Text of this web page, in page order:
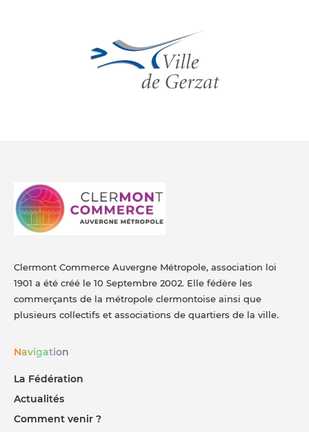
Clermont Commerce Auvergne Métropole, association loi
1901 a été créé le 10 Septembre 2002. Elle fédère les
commerçants de la métropole clermontoise ainsi que
plusieurs collectifs et associations de quartiers de la ville.
Navigation
La Fédération
Actualités
Comment venir ?